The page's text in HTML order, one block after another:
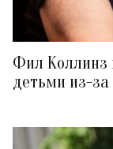
Фил Коллинз
детьми из-за